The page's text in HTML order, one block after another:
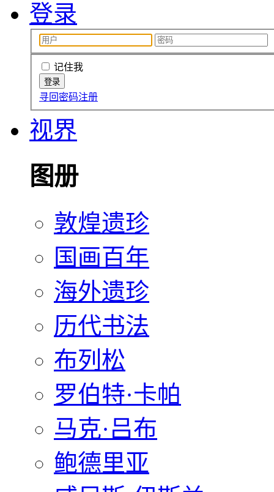
登录
记住我
寻回密码注册
视界
图册
敦煌遗珍
国画百年
海外遗珍
历代书法
布列松
罗伯特·卡帕
马克·吕布
鲍德里亚